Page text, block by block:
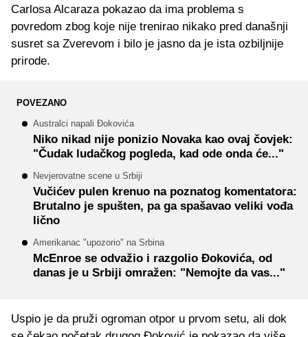
Carlosa Alcaraza pokazao da ima problema s
povredom zbog koje nije trenirao nikako pred današnji
susret sa Zverevom i bilo je jasno da je ista ozbiljnije
prirode.
POVEZANO
Australci napali Đokovića
Niko nikad nije ponizio Novaka kao ovaj čovjek:
"Čudak ludačkog pogleda, kad ode onda će..."
Nevjerovatne scene u Srbiji
Vučićev pulen krenuo na poznatog komentatora:
Brutalno je spušten, pa ga spašavao veliki vođa
lično
Amerikanac "upozorio" na Srbina
McEnroe se odvažio i razgolio Đokovića, od
danas je u Srbiji omražen: "Nemojte da vas..."
Uspio je da pruži ogroman otpor u prvom setu, ali dok